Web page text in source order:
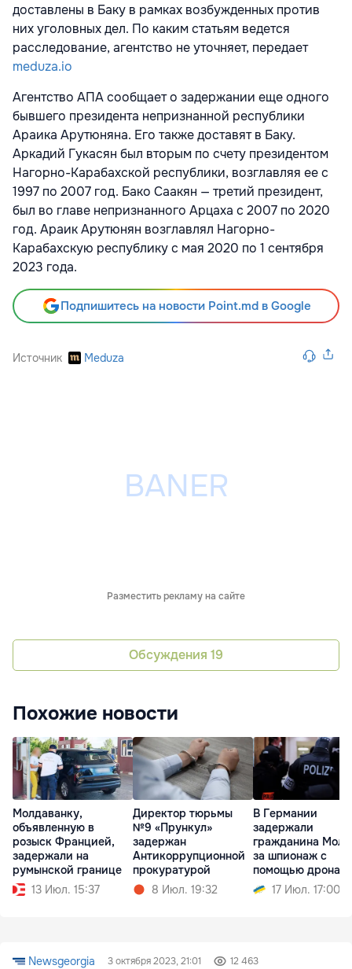
доставлены в Баку в рамках возбужденных против
них уголовных дел. По каким статьям ведется
расследование, агентство не уточняет, передает
meduza.io
Агентство АПА сообщает о задержании еще одного
бывшего президента непризнанной республики
Араика Арутюняна. Его также доставят в Баку.
Аркадий Гукасян был вторым по счету президентом
Нагорно-Карабахской республики, возглавляя ее с
1997 по 2007 год. Бако Саакян — третий президент,
был во главе непризнанного Арцаха с 2007 по 2020
год. Араик Арутюнян возглавлял Нагорно-
Карабахскую республику с мая 2020 по 1 сентября
2023 года.
Подпишитесь на новости Point.md в Google
Источник Meduza
Разместить рекламу на сайте
Обсуждения 19
Похожие новости
Молдаванку,
объявленную в
розыск Францией,
задержали на
румынской границе
13 Июл. 15:37
Директор тюрьмы
№9 «Прункул»
задержан
Антикоррупционной
прокуратурой
8 Июл. 19:32
В Германии
задержали
гражданина
за шпионаж с
помощью дрона
17 Июл. 17:00
Newsgeorgia 3 октября 2023, 21:01 12 463